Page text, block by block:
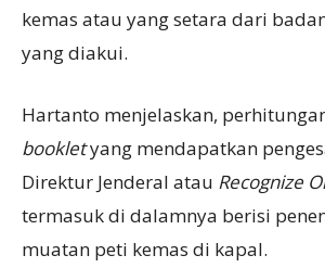
kemas atau yang setara dari
yang diakui.
Hartanto menjelaskan,
bookletyang mendapatkan
Direktur Jenderal atau Recognize
termasuk di dalamnya berisi
muatan peti kemas di kapal.